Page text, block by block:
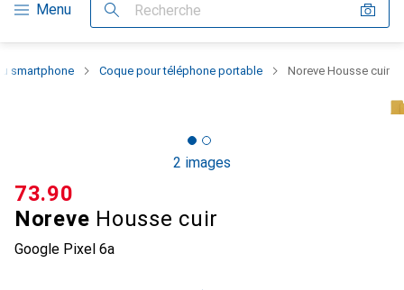
Menu Recherche
smartphone Coque pour téléphone portable Noreve Housse cuir
2 images
Noreve Housse cuir
Google Pixel 6a
CHF
73.90